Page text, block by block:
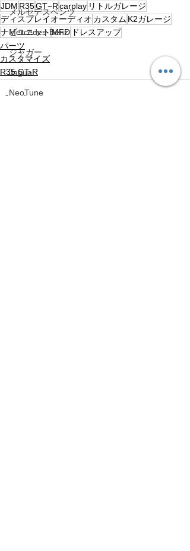
メルセデスベンツ
Mercedes-Benz
ジャガー
Jaguar
NeoTune
JDM R35GT−Rcarplay リトルガレージ
ディスプレイオーディオ カスタム K2ガレージ
ナビユニットMFD ドレスアップ
パーツ
カスタマイズ
R35 GT-R